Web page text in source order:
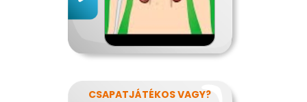
CSAPATJÁTÉKOS VAGY?